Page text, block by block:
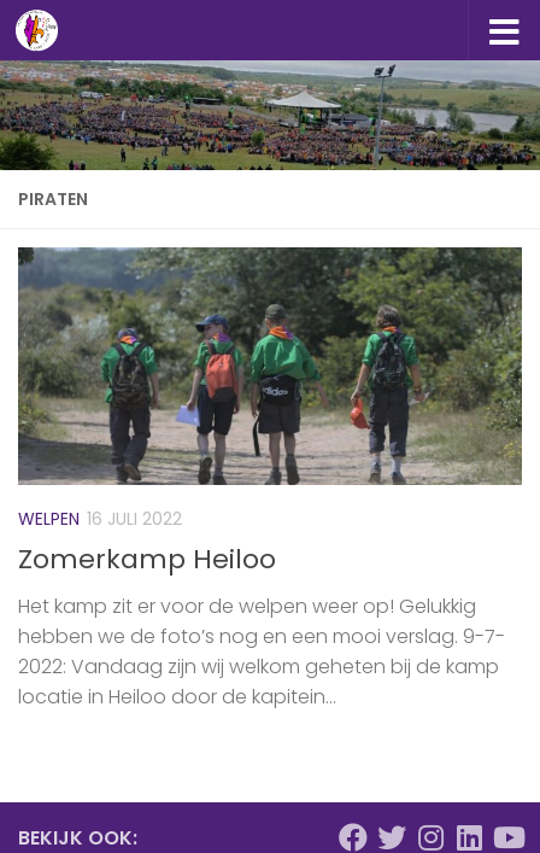
Doorgaan naar inhoud
PIRATEN
WELPEN 16 JULI 2022
Zomerkamp Heiloo
Het kamp zit er voor de welpen weer op! Gelukkig
hebben we de foto’s nog en een mooi verslag. 9-7-
2022: Vandaag zijn wij welkom geheten bij de kamp
locatie in Heiloo door de kapitein...
BEKIJK OOK: